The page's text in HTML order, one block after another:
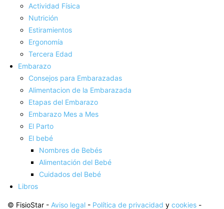
Actividad Fí­sica
Nutrición
Estiramientos
Ergonomí­a
Tercera Edad
Embarazo
Consejos para Embarazadas
Alimentacion de la Embarazada
Etapas del Embarazo
Embarazo Mes a Mes
El Parto
El bebé
Nombres de Bebés
Alimentación del Bebé
Cuidados del Bebé
Libros
© FisioStar - Aviso legal - Política de privacidad y cookies -